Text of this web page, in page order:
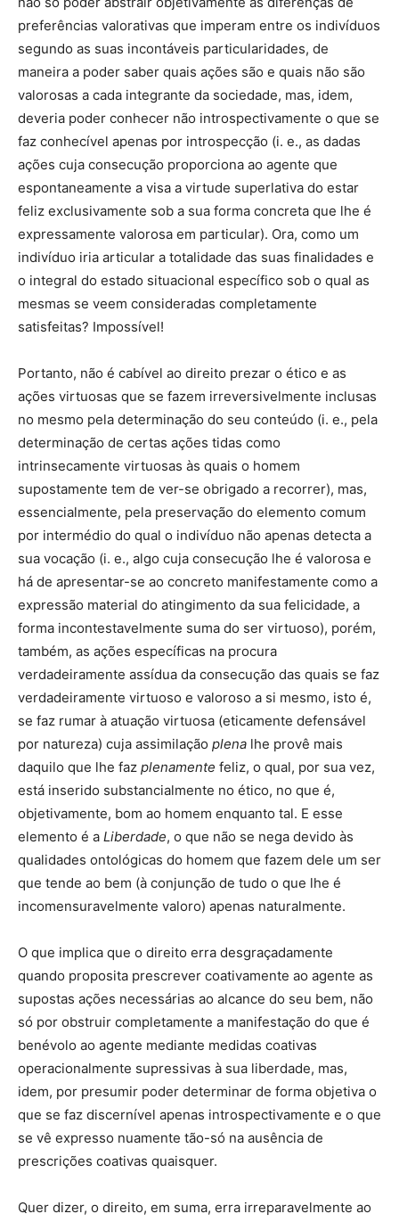
preferências valorativas que imperam entre os indivíduos
segundo as suas incontáveis particularidades, de
maneira a poder saber quais ações são e quais não são
valorosas a cada integrante da sociedade, mas, idem,
deveria poder conhecer não introspectivamente o que se
faz conhecível apenas por introspecção (i. e., as dadas
ações cuja consecução proporciona ao agente que
espontaneamente a visa a virtude superlativa do estar
feliz exclusivamente sob a sua forma concreta que lhe é
expressamente valorosa em particular). Ora, como um
indivíduo iria articular a totalidade das suas finalidades e
o integral do estado situacional específico sob o qual as
mesmas se veem consideradas completamente
satisfeitas? Impossível!
Portanto, não é cabível ao direito prezar o ético e as
ações virtuosas que se fazem irreversivelmente inclusas
no mesmo pela determinação do seu conteúdo (i. e., pela
determinação de certas ações tidas como
intrinsecamente virtuosas às quais o homem
supostamente tem de ver-se obrigado a recorrer), mas,
essencialmente, pela preservação do elemento comum
por intermédio do qual o indivíduo não apenas detecta a
sua vocação (i. e., algo cuja consecução lhe é valorosa e
há de apresentar-se ao concreto manifestamente como a
expressão material do atingimento da sua felicidade, a
forma incontestavelmente suma do ser virtuoso), porém,
também, as ações específicas na procura
verdadeiramente assídua da consecução das quais se faz
verdadeiramente virtuoso e valoroso a si mesmo, isto é,
se faz rumar à atuação virtuosa (eticamente defensável
por natureza) cuja assimilação plena lhe provê mais
daquilo que lhe faz plenamente feliz, o qual, por sua vez,
está inserido substancialmente no ético, no que é,
objetivamente, bom ao homem enquanto tal. E esse
elemento é a Liberdade, o que não se nega devido às
qualidades ontológicas do homem que fazem dele um ser
que tende ao bem (à conjunção de tudo o que lhe é
incomensuravelmente valoro) apenas naturalmente.
O que implica que o direito erra desgraçadamente
quando proposita prescrever coativamente ao agente as
supostas ações necessárias ao alcance do seu bem, não
só por obstruir completamente a manifestação do que é
benévolo ao agente mediante medidas coativas
operacionalmente supressivas à sua liberdade, mas,
idem, por presumir poder determinar de forma objetiva o
que se faz discernível apenas introspectivamente e o que
se vê expresso nuamente tão-só na ausência de
prescrições coativas quaisquer.
Quer dizer, o direito, em suma, erra irreparavelmente ao